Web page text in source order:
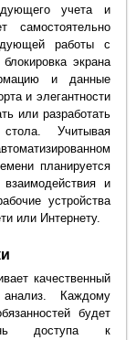
учета и
самостоятельно
работы с
экрана
и данные
и элегантности
или разработать
Учитывая
планируется
и
устройства
или Интернету.
качественный
анализ. Каждому
будет
доступа к